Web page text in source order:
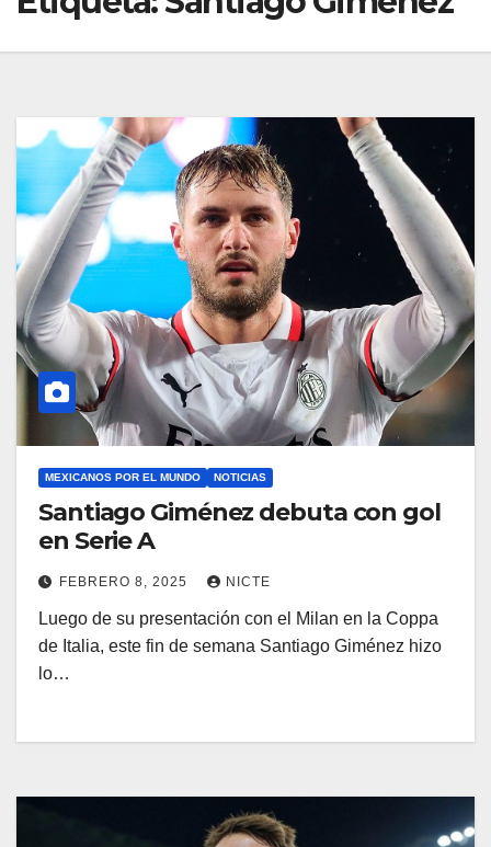
MEXICANOS POR EL MUNDO NOTICIAS
Santiago Giménez debuta con gol
en Serie A
FEBRERO 8, 2025 NICTE
Luego de su presentación con el Milan en la Coppa
de Italia, este fin de semana Santiago Giménez hizo
lo…